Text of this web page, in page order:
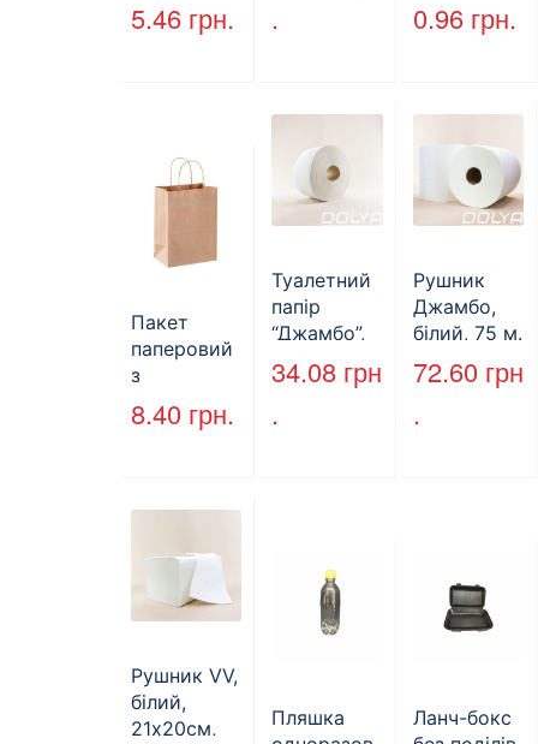
227*127*85
мм
5.46 грн.
.
стандарт
(КВ-28мм),
0.96 грн.
Пакет
паперовий
з
крученими
ручками,
мм*140 мм.
8.40 грн.
Туалетний
папір
“Джамбо”,
130м.
34.08 грн
.
Рушник
Джамбо,
білий, 75 м.
72.60 грн
.
Рушник VV,
білий,
21х20см,
Пляшка
Ланч-бокс